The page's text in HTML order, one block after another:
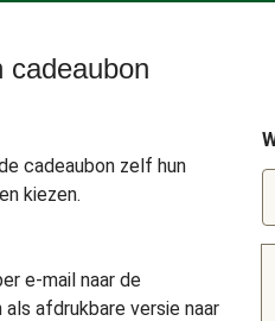
cadeaubon
cadeaubon zelf hun
kiezen.
e-mail naar de
afdrukbare versie naar